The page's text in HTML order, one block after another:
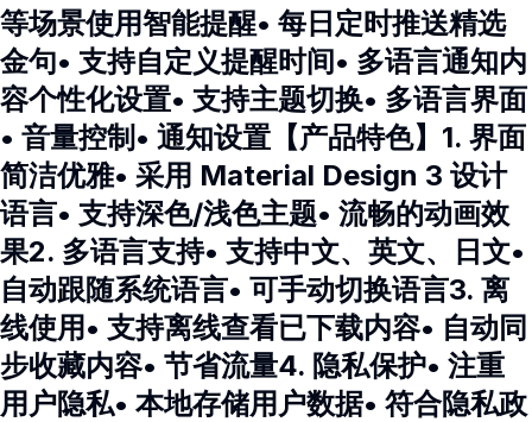
等场景使用智能提醒• 每日定时推送精选
金句• 支持自定义提醒时间• 多语言通知内
容个性化设置• 支持主题切换• 多语言界面
• 音量控制• 通知设置【产品特色】1. 界面
简洁优雅• 采用 Material Design 3 设计
语言• 支持深色/浅色主题• 流畅的动画效
果2. 多语言支持• 支持中文、英文、日文•
自动跟随系统语言• 可手动切换语言3. 离
线使用• 支持离线查看已下载内容• 自动同
步收藏内容• 节省流量4. 隐私保护• 注重
用户隐私• 本地存储用户数据• 符合隐私政